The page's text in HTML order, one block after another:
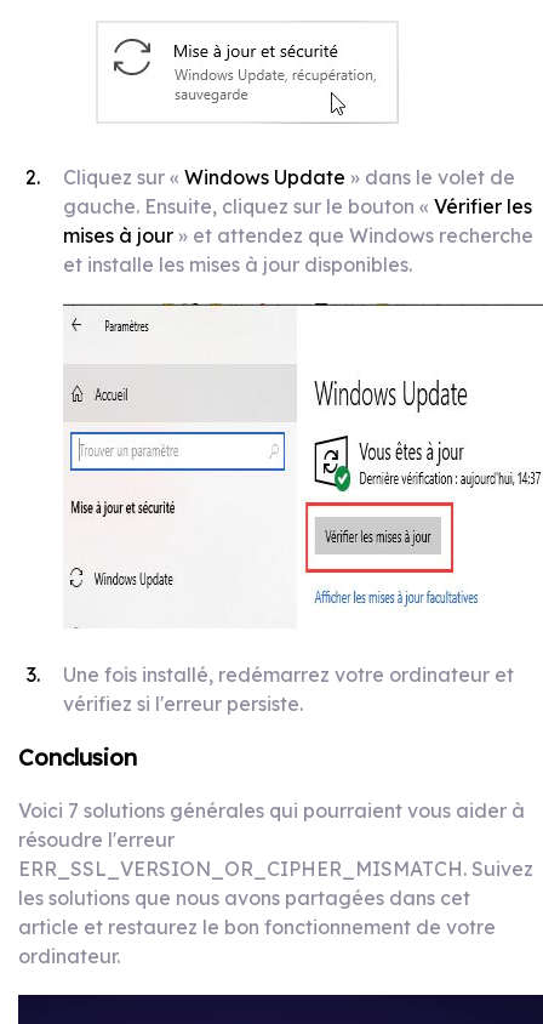
Cliquez sur « Windows Update » dans le volet de
gauche. Ensuite, cliquez sur le bouton « Vérifier les
mises à jour » et attendez que Windows recherche
et installe les mises à jour disponibles.
Une fois installé, redémarrez votre ordinateur et
vérifiez si l'erreur persiste.
Conclusion
Voici 7 solutions générales qui pourraient vous aider à
résoudre l'erreur
ERR_SSL_VERSION_OR_CIPHER_MISMATCH. Suivez
les solutions que nous avons partagées dans cet
article et restaurez le bon fonctionnement de votre
ordinateur.